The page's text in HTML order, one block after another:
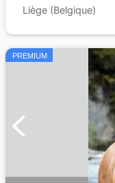
Liège (Belgique)
PREMIUM